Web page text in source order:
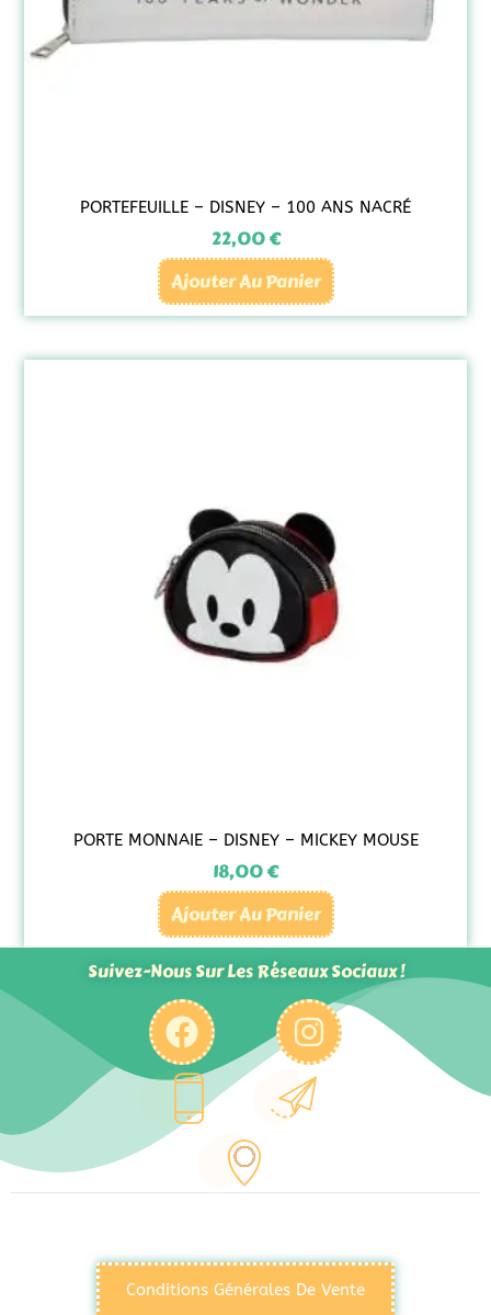
PORTEFEUILLE – DISNEY – 100 ANS NACRÉ
22,00€
Ajouter Au Panier
PORTE MONNAIE – DISNEY – MICKEY MOUSE
18,00€
Ajouter Au Panier
Suivez-Nous Sur Les Réseaux Sociaux !
Conditions Générales De Vente